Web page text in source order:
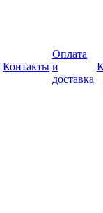
Контакты
Оплата
и
доставка